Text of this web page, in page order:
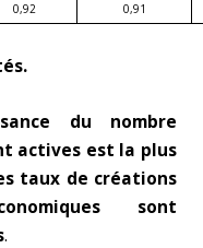
0,92 0,91
du nombre
actives est la plus
taux de créations
sont
.